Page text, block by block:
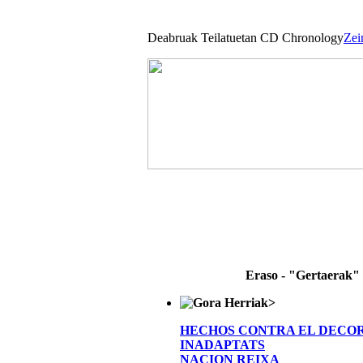
Deabruak Teilatuetan CD Chronology
Eraso - "Gertaerak"
>
HECHOS CONTRA EL
INADAPTATS
NACION REIXA